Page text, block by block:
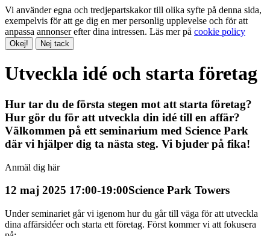
Vi använder egna och tredjepartskakor till olika syfte på denna sida,
exempelvis för att ge dig en mer personlig upplevelse och för att
anpassa annonser efter dina intressen. Läs mer på cookie policy
Okej! Nej tack
Utveckla idé och starta företag
Hur tar du de första stegen mot att starta företag?
Hur gör du för att utveckla din idé till en affär?
Välkommen på ett seminarium med Science Park
där vi hjälper dig ta nästa steg. Vi bjuder på fika!
Anmäl dig här
12 maj 2025 17:00-19:00Science Park Towers
Under seminariet går vi igenom hur du går till väga för att utveckla
dina affärsidéer och starta ett företag. Först kommer vi att fokusera